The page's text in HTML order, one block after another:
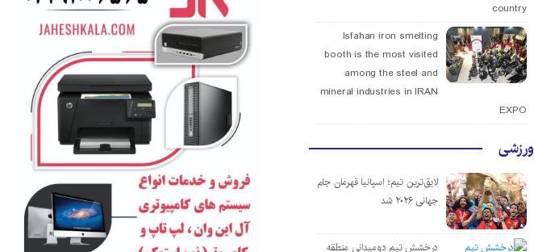
country
Isfahan iron smelting
booth is the most visited
among the steel and
mineral industries in IRAN
EXPO
ورزشی
لایق‌ترین تیم؛ اسپانیا قهرمان جام
جهانی ۲۰۲۶ شد
درخشش تیم دومیدانی منطقه